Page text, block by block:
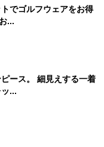
でゴルフウェアをお得
...
ピース。 細見えする一着
...